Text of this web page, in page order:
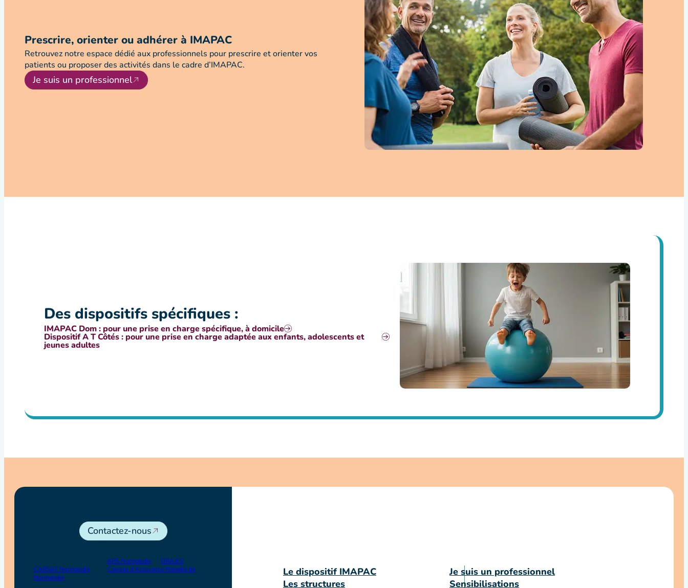
Prescrire, orienter ou adhérer à IMAPAC
Retrouvez notre espace dédié aux professionnels pour prescrire et orienter vos
patients ou proposer des activités dans le cadre d’IMAPAC.
Je suis un professionnel
Des dispositifs spécifiques :
IMAPAC Dom : pour une prise en charge spécifique, à domicile
Dispositif A T Côtés : pour une prise en charge adaptée aux enfants, adolescents et
jeunes adultes
Contactez-nous
ARS Normandie, la DRAJES, la
CARSAT Normandieet les Caisses d’Assurance Maladie de
Normandie.
Le dispositif IMAPAC
Les structures
Je suis un professionnel
Sensibilisations